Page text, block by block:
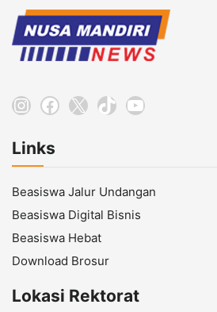
Instagram
Facebook
X TikTokYouTube
Links
Beasiswa Jalur Undangan
Beasiswa Digital Bisnis
Beasiswa Hebat
Download Brosur
Lokasi Rektorat